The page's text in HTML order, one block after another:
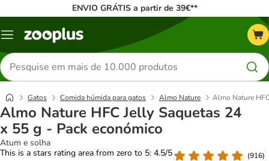
ENVIO GRÁTIS a partir de 39€**
Menu
Pesquisar
produtos
Gatos Comida húmida para gatos Almo Nature Almo Nature
Almo Nature HFC Jelly Saquetas 24
x 55 g - Pack económico
Atum e solha
This is a stars rating area from zero to 5: 4.5/5
(916)